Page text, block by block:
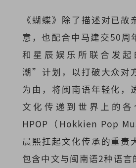
《蝴蝶》除了描述对已故
意，也配合中马建交50周
和星辰娱乐所联合发
潮”计划，以打破大众对
为由，将闽南语年轻化，
文化传递到世界上的各
HPOP（Hokkien Pop
晨熙扛起文化传承的重责
包含中文与闽南语2种语言